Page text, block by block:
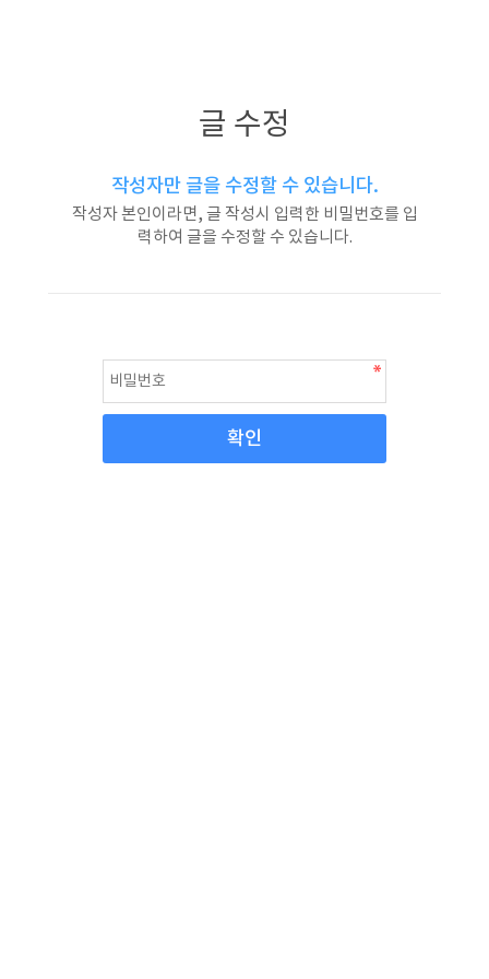
글 수정
작성자만 글을 수정할 수 있습니다.
작성자 본인이라면, 글 작성시 입력한 비밀번호를 입
력하여 글을 수정할 수 있습니다.